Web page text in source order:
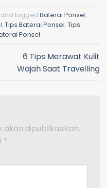
and tagged Baterai Ponsel,
, Tips Baterai Ponsel, Tips
Ponsel.
6 Tips Merawat Kulit
Wajah Saat Travelling
dipublikasikan.
*